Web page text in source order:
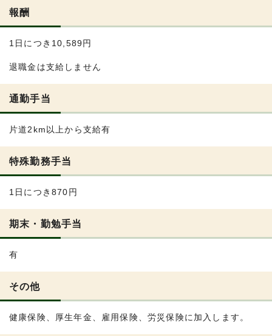
報酬
1日につき10,589円
退職金は支給しません
通勤手当
片道2km以上から支給有
特殊勤務手当
1日につき870円
期末・勤勉手当
有
その他
健康保険、厚生年金、雇用保険、労災保険に加入します。